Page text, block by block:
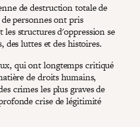
de destruction totale de
personnes ont pris
structures d'oppression se
des luttes et des histoires.
qui ont longtemps critiqué
de droits humains,
crimes les plus graves de
crise de légitimité